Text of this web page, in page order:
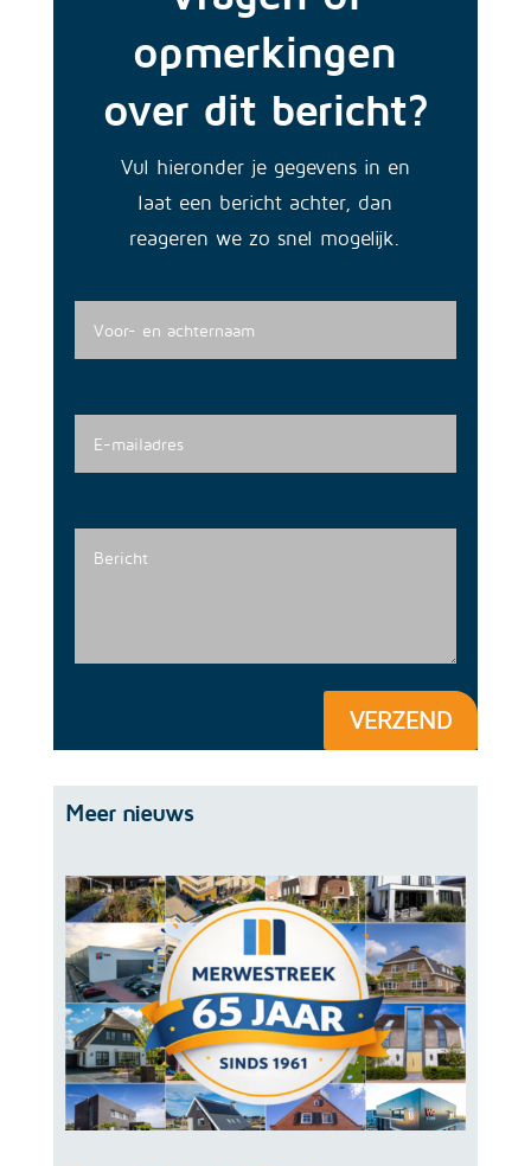
opmerkingen
over dit bericht?
Vul hieronder je gegevens in en
laat een bericht achter, dan
reageren we zo snel mogelijk.
VERZEND
Meer nieuws